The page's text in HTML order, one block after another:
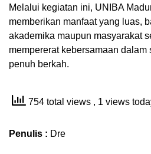
Melalui kegiatan ini, UNIBA
memberikan manfaat yang luas,
akademika maupun masyarakat
mempererat kebersamaan
penuh berkah.
754 total views , 1 views
Penulis : Dre